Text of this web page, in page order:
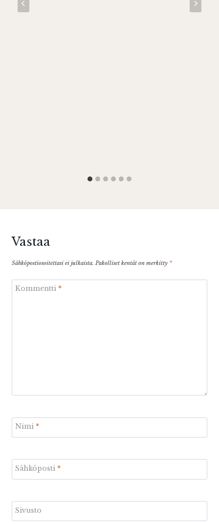
Vastaa
Sähköpostiosoitettasi ei julkaista. Pakolliset kentät on merkitty *
Kommentti *
Nimi *
Sähköposti *
Sivusto